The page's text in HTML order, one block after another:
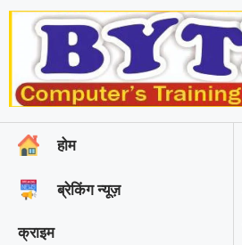
होम
ब्रेकिंग न्यूज़
क्राइम